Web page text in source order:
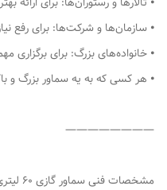
⦁ سازمان‌ها و شرکت‌ها: برای رفع
⦁ خانواده‌های بزرگ: برای برگزاری
⦁ هر کسی که به یه سماور بزرگ و
————————
مشخصات فنی سماور گازی 60 لیتری: